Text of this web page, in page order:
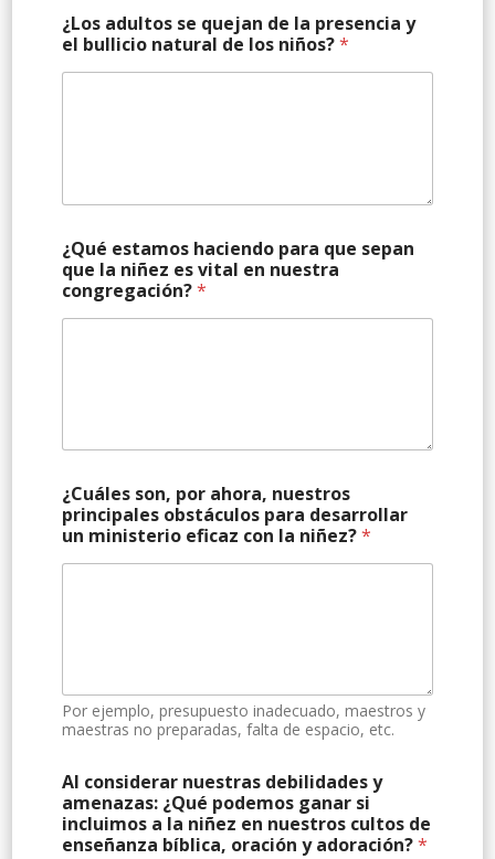
¿Los adultos se quejan de la presencia y
el bullicio natural de los niños?*
¿Qué estamos haciendo para que sepan
que la niñez es vital en nuestra
congregación?*
¿Cuáles son, por ahora, nuestros
principales obstáculos para desarrollar
un ministerio eficaz con la niñez?*
Por ejemplo, presupuesto inadecuado, maestros y
maestras no preparadas, falta de espacio, etc.
Al considerar nuestras debilidades y
amenazas: ¿Qué podemos ganar si
incluimos a la niñez en nuestros cultos de
enseñanza bíblica, oración y adoración?*